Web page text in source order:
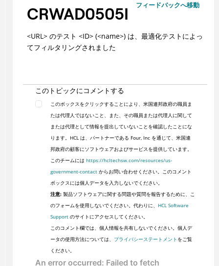
フィードバックへ移動
CRWAD0505I
<URL> のテスト <ID> (<name>) は、最適化テストによっ
てフィルタリングされました
このトピックにコメントする
このボックスをクリックすることにより、米国連邦政府の職員ま
たは代理人ではないこと、また、その職員または代理人に関して
または代理として情報を提出していないことを確認したことにな
ります。HCL は、パートナーである Four, Inc を通じて、米国連
邦政府の顧客にソフトウェアおよびサービスを提供しています。
このチームには https://hcltechsw.com/resources/us-
government-contactからお問い合わせください。このコメント
ボックスには個人データを入力しないでください。
注意:製品ソフトウェアに関する問題や質問を報告するために、こ
のフォームを使用しないでください。代わりに、 HCL Software
Supportのサイトにアクセスしてください。
このコメント欄では、個人情報を共有しないでください。個人デ
ータの使用方法については、 プライバシーステートメント をご覧
ください。